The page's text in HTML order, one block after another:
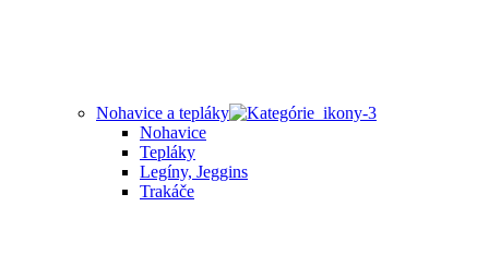
Nohavice a tepláky
Nohavice
Tepláky
Legíny, Jeggins
Trakáče